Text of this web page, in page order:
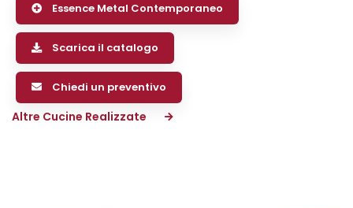
Essence Metal Contemporaneo
Scarica il catalogo
Chiedi un preventivo
Altre Cucine Realizzate